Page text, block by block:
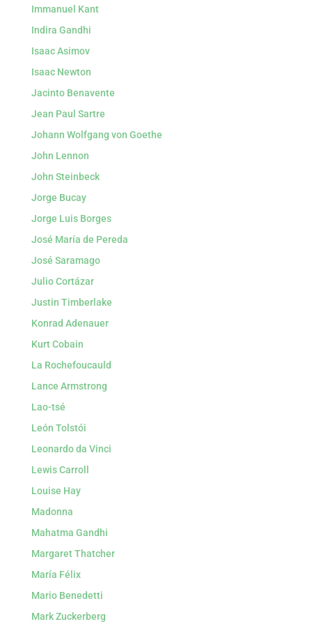
Immanuel Kant
Indira Gandhi
Isaac Asimov
Isaac Newton
Jacinto Benavente
Jean Paul Sartre
Johann Wolfgang von Goethe
John Lennon
John Steinbeck
Jorge Bucay
Jorge Luis Borges
José María de Pereda
José Saramago
Julio Cortázar
Justin Timberlake
Konrad Adenauer
Kurt Cobain
La Rochefoucauld
Lance Armstrong
Lao-tsé
León Tolstói
Leonardo da Vinci
Lewis Carroll
Louise Hay
Madonna
Mahatma Gandhi
Margaret Thatcher
María Félix
Mario Benedetti
Mark Zuckerberg